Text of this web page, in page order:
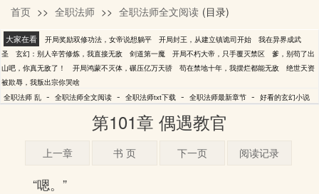
乱
首页 >> 全职法师 >> 全职法师全文阅读 (目录)
大家在看 开局奖励双修功法，女帝说想躺平 开局封王，从建立镇诡司开始
我在异界成武
圣
玄幻：别人辛苦修炼，我直接无敌 剑道第一魔 开局不朽大帝，只手覆灭禁区
爹，别苟了出
山吧，你真无敌了！
开局鸿蒙不灭体，碾压亿万天骄 苟在禁地十年，我摆烂都能无敌
绝世天资
被欺辱，我叛出宗你哭啥
全职法师 乱 - 全职法师全文阅读 - 全职法师txt下载 - 全职法师最新章节 - 好看的玄幻小说
第101章 偶遇教官
上一章 书 页 下一页 阅读记录
“嗯。”